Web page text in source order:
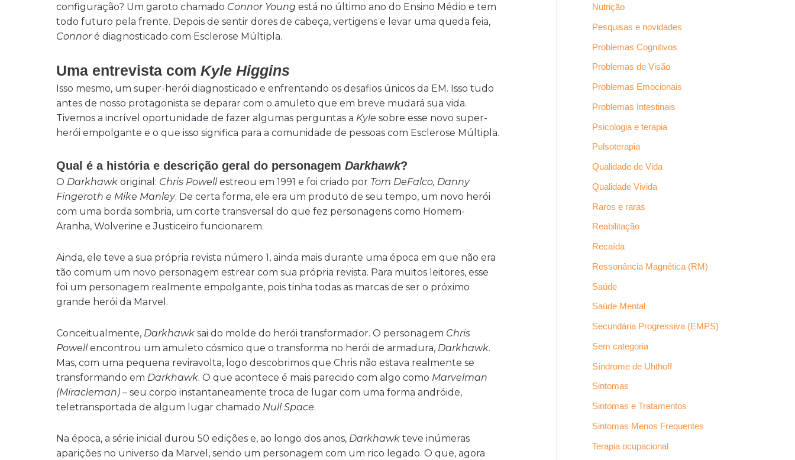
configuração? Um garoto chamado Connor Young está no último ano do Ensino Médio e tem
todo futuro pela frente. Depois de sentir dores de cabeça, vertigens e levar uma queda feia,
Connoré diagnosticado com Esclerose Múltipla.
Uma entrevista com Kyle Higgins
Isso mesmo, um super-herói diagnosticado e enfrentando os desafios únicos da EM. Isso tudo
antes de nosso protagonista se deparar com o amuleto que em breve mudará sua vida.
Tivemos a incrível oportunidade de fazer algumas perguntas a Kyle sobre esse novo super-
herói empolgante e o que isso significa para a comunidade de pessoas com Esclerose Múltipla.
Qual é a história e descrição geral do personagem Darkhawk?
O Darkhawk original: Chris Powellestreou em 1991 e foi criado por Tom DeFalco, Danny
Fingeroth e Mike Manley. De certa forma, ele era um produto de seu tempo, um novo herói
com uma borda sombria, um corte transversal do que fez personagens como Homem-
Aranha, Wolverine e Justiceiro funcionarem.
Ainda, ele teve a sua própria revista número 1, ainda mais durante uma época em que não era
tão comum um novo personagem estrear com sua própria revista. Para muitos leitores, esse
foi um personagem realmente empolgante, pois tinha todas as marcas de ser o próximo
grande herói da Marvel.
Conceitualmente, Darkhawk sai do molde do herói transformador. O personagem Chris
Powellencontrou um amuleto cósmico que o transforma no herói de armadura, Darkhawk.
Mas, com uma pequena reviravolta, logo descobrimos que Chris não estava realmente se
transformando em Darkhawk. O que acontece é mais parecido com algo como Marvelman
(Miracleman) – seu corpo instantaneamente troca de lugar com uma forma andróide,
teletransportada de algum lugar chamado Null Space.
Na época, a série inicial durou 50 edições e, ao longo dos anos, Darkhawk teve inúmeras
aparições no universo da Marvel, sendo um personagem com um rico legado. O que, agora
Nutrição
Pesquisas e novidades
Problemas Cognitivos
Problemas de Visão
Problemas Emocionais
Problemas Intestinais
Psicologia e terapia
Pulsoterapia
Qualidade de Vida
Qualidade Vivida
Raros e raras
Reabilitação
Recaída
Ressonância Magnética (RM)
Saúde
Saúde Mental
Secundária Progressiva (EMPS)
Sem categoria
Síndrome de Uhthoff
Sintomas
Sintomas e Tratamentos
Sintomas Menos Frequentes
Terapia ocupacional